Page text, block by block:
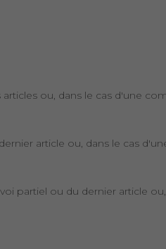
ou, dans le cas d'une
article ou, dans le cas
partiel ou du dernier article